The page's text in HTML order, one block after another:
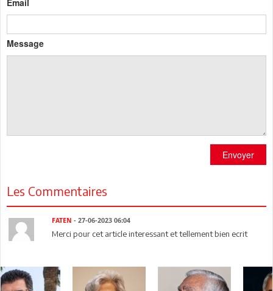
Message
Envoyer
Les Commentaires
FATEN - 27-06-2023 06:04
Merci pour cet article interessant et tellement bien ecrit